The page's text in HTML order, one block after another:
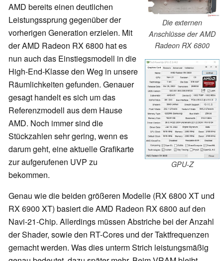
Die externen
Anschlüsse der AMD
Radeon RX 6800
GPU-Z
AMD bereits einen deutlichen
Leistungssprung gegenüber der
vorherigen Generation erzielen. Mit
der AMD Radeon RX 6800 hat es
nun auch das Einstiegsmodell in die
High-End-Klasse den Weg in unsere
Räumlichkeiten gefunden. Genauer
gesagt handelt es sich um das
Referenzmodell aus dem Hause
AMD. Noch immer sind die
Stückzahlen sehr gering, wenn es
darum geht, eine aktuelle Grafikarte
zur aufgerufenen UVP zu
bekommen.
Genau wie die beiden größeren Modelle (RX 6800 XT und
RX 6900 XT) basiert die AMD Radeon RX 6800 auf den
Navi-21-Chip. Allerdings müssen Abstriche bei der Anzahl
der Shader, sowie den RT-Cores und der Taktfrequenzen
gemacht werden. Was dies unterm Strich leistungsmäßig